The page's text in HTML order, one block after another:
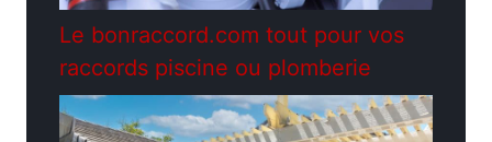
Le bonraccord.com tout pour vos
raccords piscine ou plomberie